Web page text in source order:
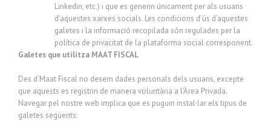
Linkedin, etc.) i que es generin únicament per als usuaris
d’aquestes xarxes socials. Les condicions d’ús d’aquestes
galetes i la informació recopilada són regulades per la
política de privacitat de la plataforma social corresponent.
Galetes que utilitza MAAT FISCAL
Des d’Maat Fiscal no desem dades personals dels usuaris, excepte
que aquests es registrin de manera voluntària a l’Àrea Privada.
Navegar pel nostre web implica que es puguin instal·lar els tipus de
galetes següents: